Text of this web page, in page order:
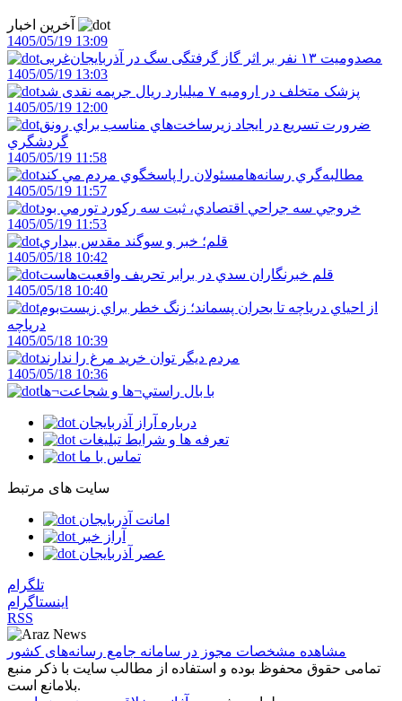
1405/05/19 13:09
مصدومیت ۱۳ نفر بر اثر گاز گرفتگی سگ در آذربایجان‌غربی
1405/05/19 13:03
پزشک متخلف در ارومیه ۷ میلیارد ریال جریمه نقدی شد
1405/05/19 12:00
ضرورت تسريع در ايجاد زيرساخت‌هاي مناسب براي رونق
گردشگري
1405/05/19 11:58
مطالبه‌گري رسانه‌هامسئولان را پاسخگوي مردم مي کند
1405/05/19 11:57
خروجي سه جراحي اقتصادي، ثبت سه رکورد تورمي بود
1405/05/19 11:53
قلم؛ خبر و سوگند مقدس بيداري
1405/05/18 10:42
قلم خبرنگاران سدي در برابر تحريف واقعيت‌هاست
1405/05/18 10:40
از احياي درياچه تا بحران پسماند؛ زنگ خطر براي زيست‌بوم
درياچه
1405/05/18 10:39
مردم ديگر توان خريد مرغ را ندارند
1405/05/18 10:36
با بال راستي¬ها و شجاعت¬ها
درباره آراز آذربایجان
تعرفه ها و شرایط تبلیغات
تماس با ما
سایت های مرتبط
امانت آذربایجان
آراز خبر
عصر آذربایجان
تلگرام
اینستاگرام
RSS
مشاهده مشخصات مجوز در سامانه جامع رسانه‌های کشور
تمامی حقوق محفوظ بوده و استفاده از مطالب سایت با ذکر منبع
بلامانع است.